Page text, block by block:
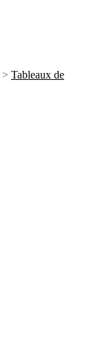
> Tableaux de